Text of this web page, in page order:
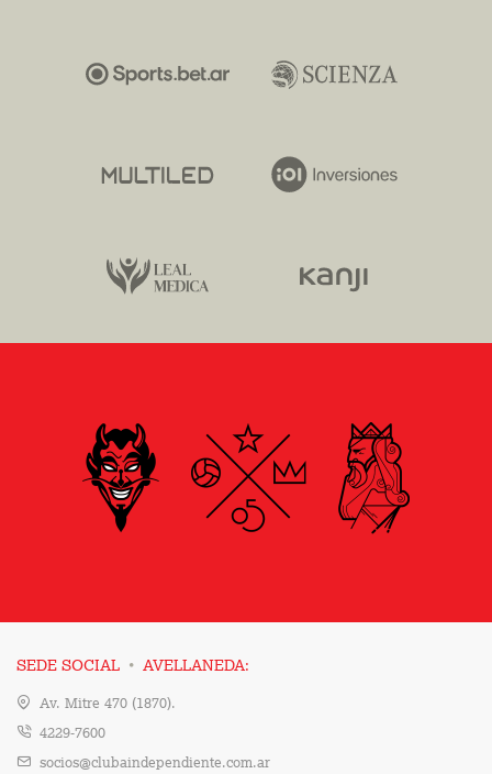
SEDE SOCIAL · AVELLANEDA:
Av. Mitre 470 (1870).
4229-7600
socios@clubaindependiente.com.ar